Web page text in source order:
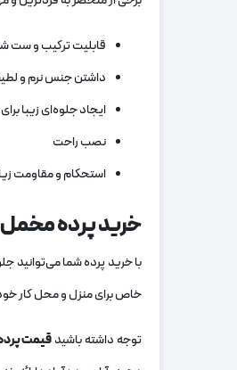
قابلیت ترکیب و ست
داشتن جنس نرم و
ایجاد جلوه‌ای زیبا
نصب راحت
استحکام و مقاومت
خرید پرده
با خرید پرده شما می‌توانید
خاص برای منزل و محل کار
توجه داشته باشیدقیمت